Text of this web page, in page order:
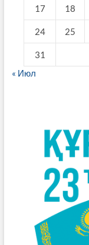
17 18
24 25
31
« Июл